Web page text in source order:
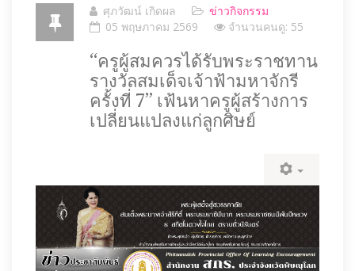
ศุภวัฒน์ เกิดผล
ข่าวกิจกรรม
05 พฤษภาคม 2569
จำนวนคนดู: 55
“ครูผู้สมควรได้รับพระราชทาน
รางวัลสมเด็จเจ้าฟ้ามหาจักรี
ครั้งที่ 7” เฟ้นหาครูผู้สร้างการ
เปลี่ยนแปลงแก่ลูกศิษย์